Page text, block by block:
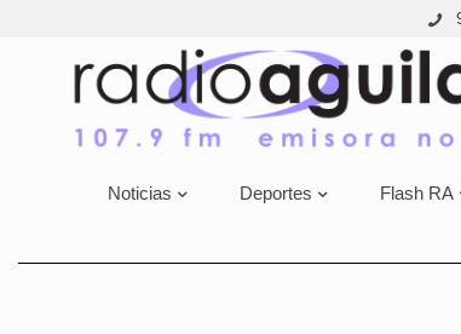
Noticias Deportes Flash RA